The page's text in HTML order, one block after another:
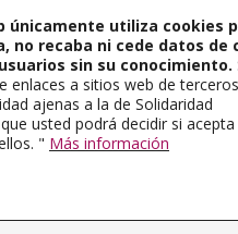
únicamente utiliza cookies
no recaba ni cede datos de
sin su conocimiento.
enlaces a sitios web de
ajenas a la de Solidaridad
usted podrá decidir si
" Más información